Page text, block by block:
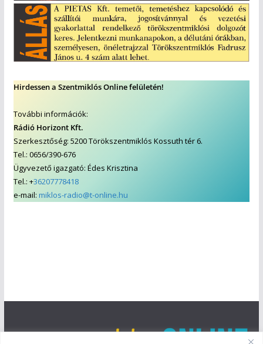
Hirdessen a Szentmiklós Online felületén!
További információk:
Rádió Horizont Kft.
Szerkesztőség: 5200 Törökszentmiklós Kossuth tér 6.
Tel.: 0656/390-676
Ügyvezető igazgató: Édes Krisztina
Tel.: +36207778418
e-mail: miklos-radio@t-online.hu